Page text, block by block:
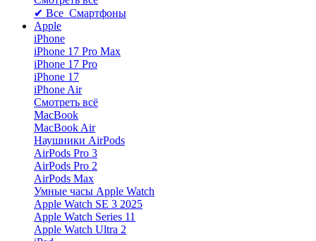
✔ Все Смартфоны
Apple
iPhone
iPhone 17 Pro Max
iPhone 17 Pro
iPhone 17
iPhone Air
Смотреть всё
MacBook
MacBook Air
Наушники AirPods
AirPods Pro 3
AirPods Pro 2
AirPods Max
Умные часы Apple Watch
Apple Watch SE 3 2025
Apple Watch Series 11
Apple Watch Ultra 2